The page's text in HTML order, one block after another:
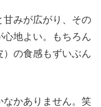
甘みが広がり、その
地よい。もちろん
の食感もずいぶん
なかありません。笑